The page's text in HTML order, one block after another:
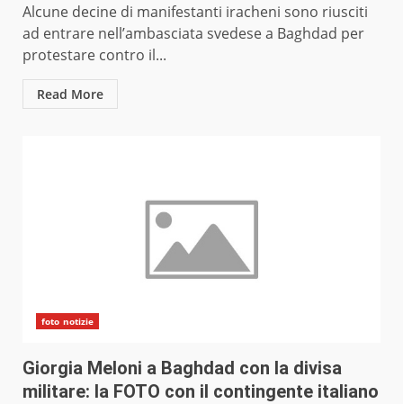
Alcune decine di manifestanti iracheni sono riusciti
ad entrare nell’ambasciata svedese a Baghdad per
protestare contro il...
Read More
foto notizie
Giorgia Meloni a Baghdad con la divisa
militare: la FOTO con il contingente italiano